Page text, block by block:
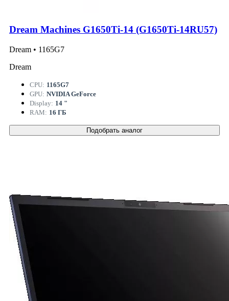
Dream Machines G1650Ti-14 (G1650Ti-14RU57)
Dream • 1165G7
Dream
CPU: 1165G7
GPU: NVIDIA GeForce
Display: 14 "
RAM: 16 ГБ
Подобрать аналог